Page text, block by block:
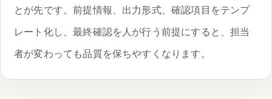
とが先です。前提情報、出力形式、確認項目をテンプ
レート化し、最終確認を人が行う前提にすると、担当
者が変わっても品質を保ちやすくなります。